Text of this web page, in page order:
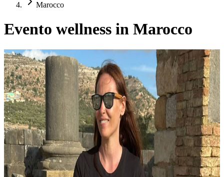
Marocco
Evento wellness in Marocco
Ritiro di yoga e cultura di 9 giorni nel nord del
Marocco – Da Casablanca a Chefchaouen e Tangeri
– 29 ago - 6 set
Rallenta, respira profondamente e ritrova il tuo equilibrio in questo
ritiro di 9 giorni tra yoga e cultura nel Nord del Marocco. Da
Casablanca alle stradine blu di Chefchaouen, dalle scogliere spetta...
1690,00 €